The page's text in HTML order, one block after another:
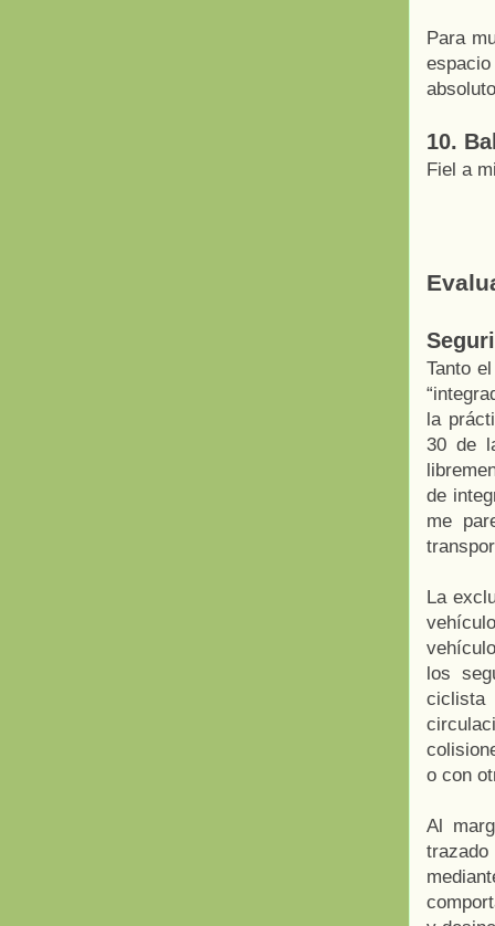
Para
10.
Fiel a
Tanto
la
30 de
de
me
La
los
ciclista
o con
Al